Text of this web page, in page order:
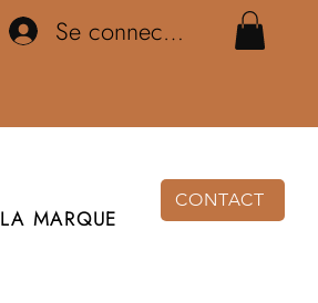
Se connecter
LA MARQUE
CONTACT